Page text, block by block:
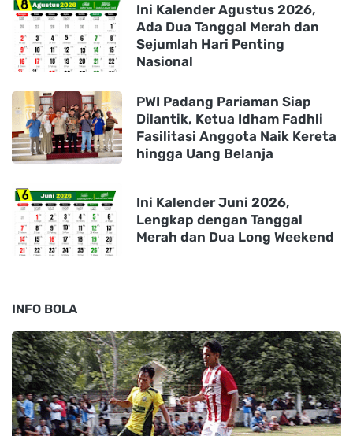
Ini Kalender Agustus 2026,
Ada Dua Tanggal Merah dan
Sejumlah Hari Penting
Nasional
PWI Padang Pariaman Siap
Dilantik, Ketua Idham Fadhli
Fasilitasi Anggota Naik Kereta
hingga Uang Belanja
Ini Kalender Juni 2026,
Lengkap dengan Tanggal
Merah dan Dua Long Weekend
INFO BOLA